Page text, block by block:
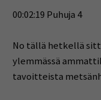
00:02:19 Puhuja 4
No tällä hetkellä
ylemmässä
tavoitteista